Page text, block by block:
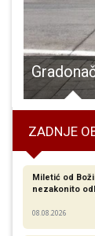
ZADNJE
Miletić od
nezakonito
08.08.2026